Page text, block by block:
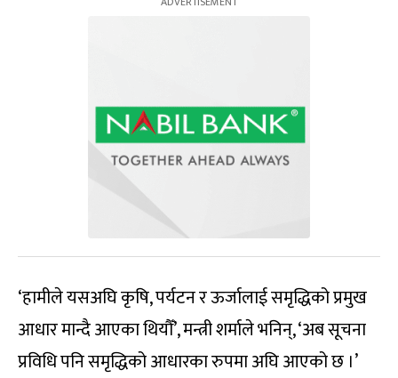
‘हामीले यसअघि कृषि, पर्यटन र ऊर्जालाई समृद्धिको प्रमुख
आधार मान्दै आएका थियौँ’, मन्त्री शर्माले भनिन्, ‘अब सूचना
प्रविधि पनि समृद्धिको आधारका रुपमा अघि आएको छ ।’